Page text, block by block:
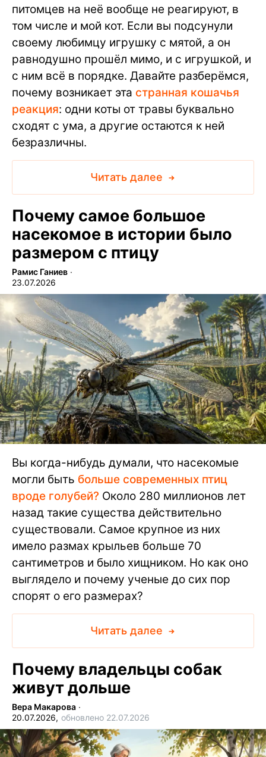
питомцев на неё вообще не реагируют, в
том числе и мой кот. Если вы подсунули
своему любимцу игрушку с мятой, а он
равнодушно прошёл мимо, и с игрушкой, и
с ним всё в порядке. Давайте разберёмся,
почему возникает эта странная кошачья
реакция: одни коты от травы буквально
сходят с ума, а другие остаются к ней
безразличны.
Читать далее
Почему самое большое
насекомое в истории было
размером с птицу
Рамис Ганиев ∙
23.07.2026
Вы когда-нибудь думали, что насекомые
могли быть больше современных птиц
вроде голубей? Около 280 миллионов лет
назад такие существа действительно
существовали. Самое крупное из них
имело размах крыльев больше 70
сантиметров и было хищником. Но как оно
выглядело и почему ученые до сих пор
спорят о его размерах?
Читать далее
Почему владельцы собак
живут дольше
Вера Макарова ∙
20.07.2026, обновлено 22.07.2026